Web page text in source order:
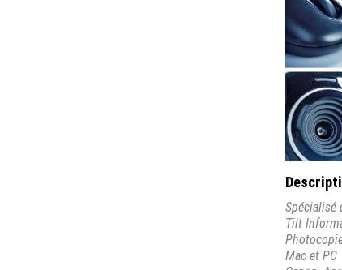
Spécialisé
Tilt
Mac et PC